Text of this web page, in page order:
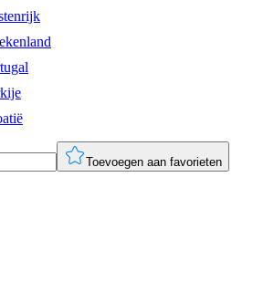
Toevoegen aan favorieten